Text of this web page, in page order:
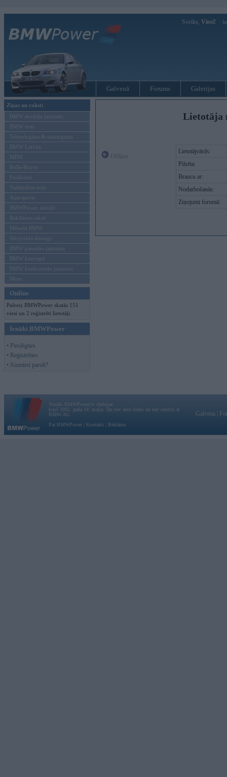
Sveiks, Viesi!
Galvenā Forums Galerijas
Ziņas un raksti
BMW modeļu jaunumi
BMW testi
Tehnoloģijas & sasniegumi
BMW Latvijā
MINI
Rolls-Royce
Pasākumi
Vadāmības tests
Autosports
BMWPower aktuāli
Reklāmas raksti
Mēneša BMW
Sērijveida tūnings
BMW pasaules jaunumi
BMW koncepti
BMW konkurentu jaunumi
Moto
Online
Pašreiz BMWPower skatās 151
viesi un 2 reģistrēti lietotāji.
Ienākt BMWPower
• Pieslēgties
• Reģistrēties
• Aizmirsi paroli?
Lietotāja
Lietotājvārds:
Pilsēta:
Braucu ar:
Nodarbošanās:
Ziņojumi forumā:
Vortāls BMWPower.lv darbojas
kopš 2002. gada 14. maija. Tas nav auto klubs un nav saistīts ar
BMW AG.
Par BMWPower
Kontakti Reklāma
Galvena